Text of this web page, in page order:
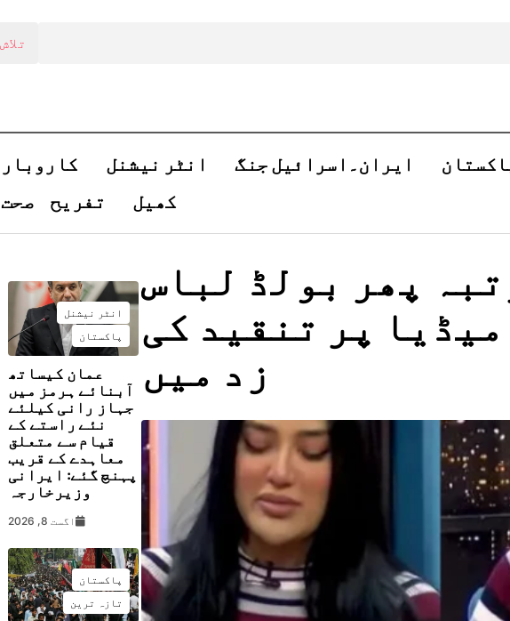
ایران۔اسرائیل جنگ انٹر نیشنل
کاروبار
کھیل
تفریح صحت
پھر بولڈ لباس
پر تنقید کی
زد میں
انٹر نیشنل
پاکستان
عمان کیساتھ
آبنائے ہرمز میں
جہاز رانی کیلئے
نئے راستے کے
قیام سے متعلق
معاہدے کے قریب
پہنچ گئے: ایرانی
وزیرخارجہ
اگست 8, 2026
پاکستان
تازہ ترین